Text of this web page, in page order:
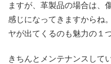
ますが、革製品の場合は、
感じになってきますからね
ヤが出てくるのも魅力の１
きちんとメンテナンスして